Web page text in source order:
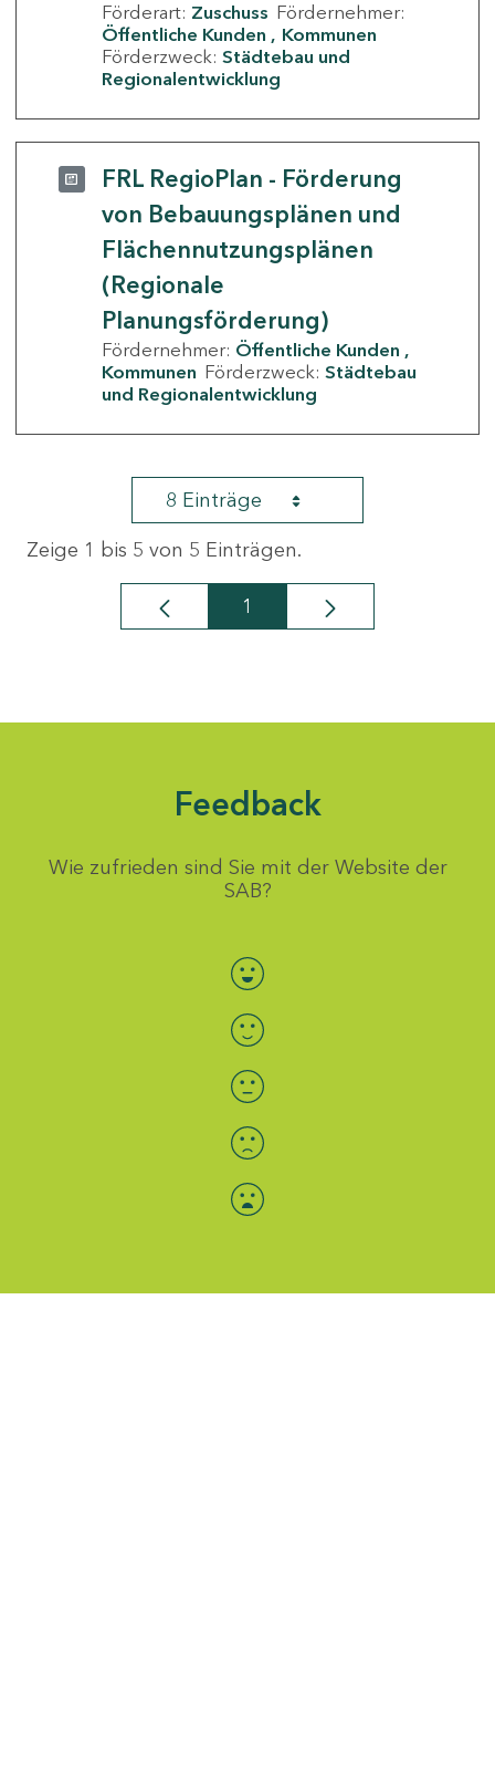
Förderart: Zuschuss Fördernehmer:
Öffentliche Kunden
Kommunen
Förderzweck: Städtebau und
Regionalentwicklung
FRL RegioPlan - Förderung
von Bebauungsplänen und
Flächennutzungsplänen
(Regionale
Planungsförderung)
Fördernehmer: Öffentliche Kunden
Kommunen Förderzweck: Städtebau
und Regionalentwicklung
8 Einträge
Zeige 1 bis 5 von 5 Einträgen.
Seite
1
Feedback
Wie zufrieden sind Sie mit der Website der
SAB?
Bewertung auswählen